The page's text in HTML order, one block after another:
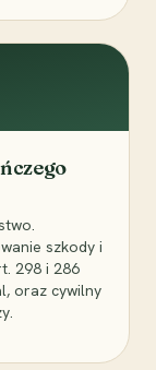
szkody i
298 i 286
oraz cywilny